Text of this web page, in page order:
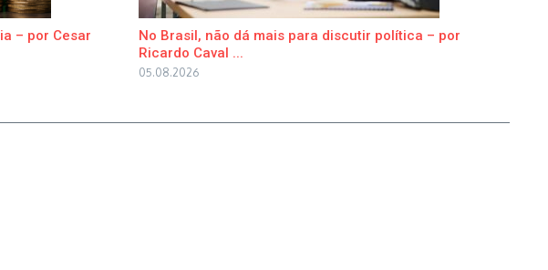
– por Cesar
No Brasil, não dá mais para discutir política – por
Ricardo Caval ...
05.08.2026